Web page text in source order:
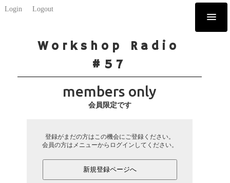
Login Logout
Workshop Radio
#57
members only
会員限定です
登録がまだの方はこの機会にご登録ください。
会員の方はメニューからログインしてください。
新規登録ページへ